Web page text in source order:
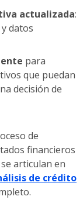
actualizada:
datos
para
que puedan
decisión de
de
financieros
articulan en
de crédito